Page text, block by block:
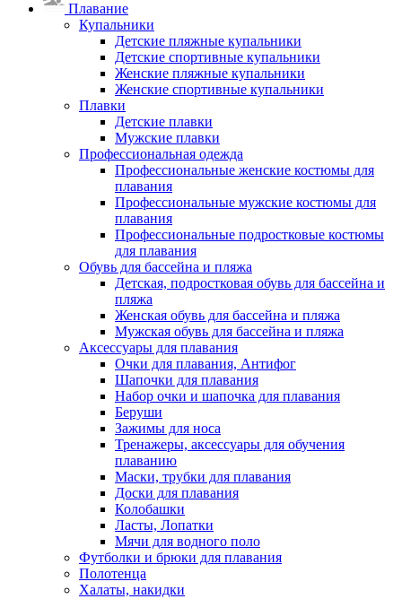
Плавание
Купальники
Детские пляжные купальники
Детские спортивные купальники
Женские пляжные купальники
Женские спортивные купальники
Плавки
Детские плавки
Мужские плавки
Профессиональная одежда
Профессиональные женские костюмы для
плавания
Профессиональные мужские костюмы для
плавания
Профессиональные подростковые костюмы
для плавания
Обувь для бассейна и пляжа
Детская, подростковая обувь для бассейна и
пляжа
Женская обувь для бассейна и пляжа
Мужская обувь для бассейна и пляжа
Аксессуары для плавания
Очки для плавания, Антифог
Шапочки для плавания
Набор очки и шапочка для плавания
Беруши
Зажимы для носа
Тренажеры, аксессуары для обучения
плаванию
Маски, трубки для плавания
Доски для плавания
Колобашки
Ласты, Лопатки
Мячи для водного поло
Футболки и брюки для плавания
Полотенца
Халаты, накидки